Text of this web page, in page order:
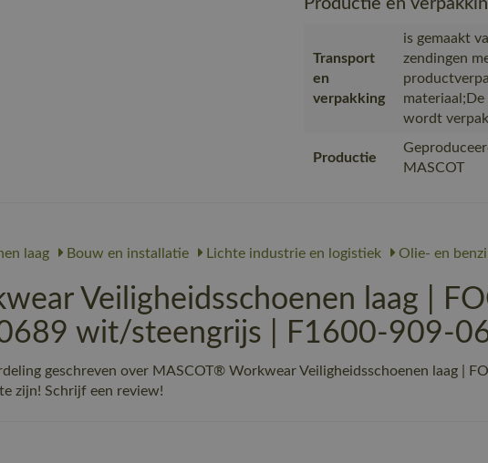
Productie en
Transport
en
verpakking
is gemaakt
zendingen
wordt
Productie
MASCOT
laag Bouw en installatie Lichte industrie en logistiek Olie- en
Veiligheidsschoenen laag |
wit/steengrijs | F1600-909-
geschreven over MASCOT® Workwear Veiligheidsschoenen laag |
zijn! Schrijf een review!